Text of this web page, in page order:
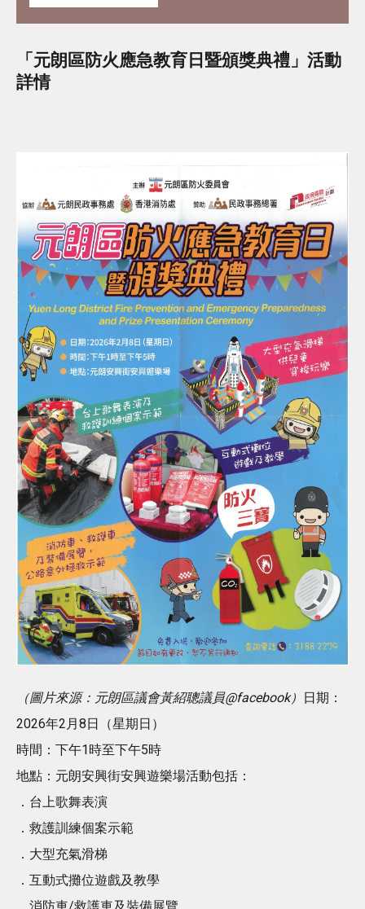
「元朗區防火應急教育日暨頒獎典禮」活動
詳情
（圖片來源：元朗區議會黃紹聰議員@facebook）
日期：
2026年2月8日（星期日）
時間：下午1時至下午5時
地點：元朗安興街安興遊樂場活動包括：
．台上歌舞表演
．救護訓練個案示範
．大型充氣滑梯
．互動式攤位遊戲及教學